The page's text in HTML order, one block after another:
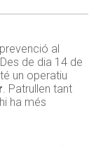
al
de dia 14 de
un operatiu
. Patrullen tant
ha més